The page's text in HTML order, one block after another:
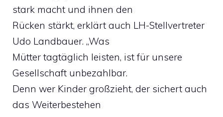
stark macht und ihnen den
Rücken stärkt, erklärt auch LH-Stellvertreter
Udo Landbauer. „Was
Mütter tagtäglich leisten, ist für unsere
Gesellschaft unbezahlbar.
Denn wer Kinder großzieht, der sichert auch
das Weiterbestehen